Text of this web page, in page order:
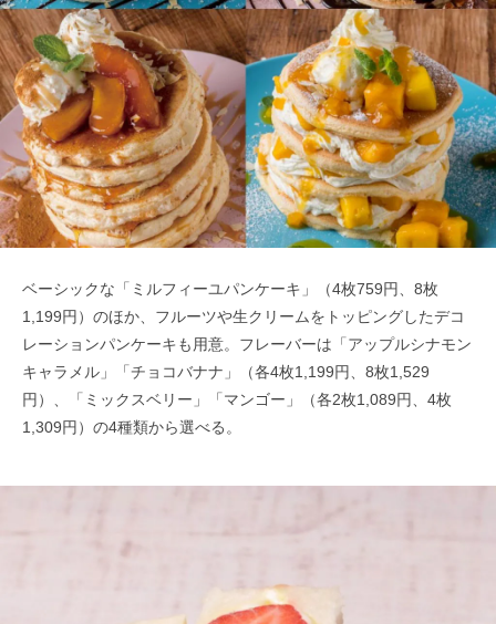
ベーシックな「ミルフィーユパンケーキ」（4枚759円、8枚
1,199円）のほか、フルーツや生クリームをトッピングしたデコ
レーションパンケーキも用意。フレーバーは「アップルシナモン
キャラメル」「チョコバナナ」（各4枚1,199円、8枚1,529
円）、「ミックスベリー」「マンゴー」（各2枚1,089円、4枚
1,309円）の4種類から選べる。